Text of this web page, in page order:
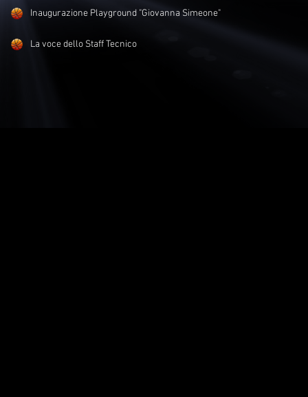
Inaugurazione Playground "Giovanna Simeone"
La voce dello Staff Tecnico